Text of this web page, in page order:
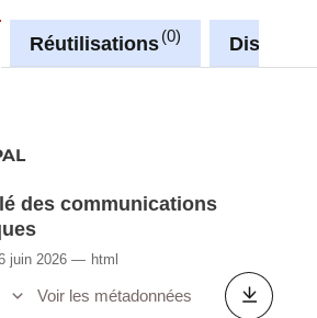
Réutilisations 0
des communications
juin 2026 html
Voir les métadonnées